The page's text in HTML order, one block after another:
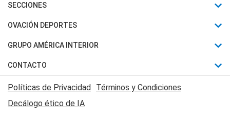
Últimas Noticias
Política
Judiciales
Economia
SECCIONES
Horóscopo
Motores
Trucos caseros
Series y Películas
Edictos y Solicitadas
OVACIÓN DEPORTES
Fútbol
Mundial
Automovilismo
Rugby
GRUPO AMÉRICA INTERIOR
Canal 7 en Vivo
CONTACTO
Acerca de Nosotros
Contactanos
Políticas de Privacidad
Términos y Condiciones
Decálogo ético de IA